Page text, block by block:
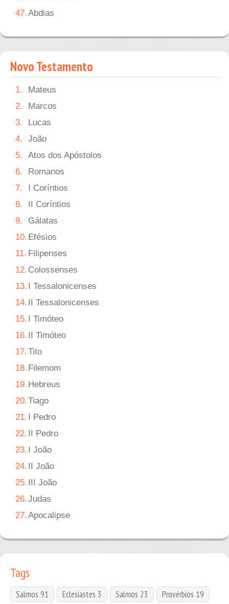
47.Abdias
Novo Testamento
1.
Mateus
2.
Marcos
3.
Lucas
4.
João
5.
Atos dos Apóstolos
6.
Romanos
7.
I Coríntios
8.
II Coríntios
9.
Gálatas
10. Efésios
11. Filipenses
12. Colossenses
13. I Tessalonicenses
14. II Tessalonicenses
15. I Timóteo
16. II Timóteo
17.Tito
18. Filemom
19. Hebreus
20.Tiago
21. I Pedro
22. II Pedro
23. I João
24. II João
25. III João
26.Judas
27.Apocalipse
Tags
Salmos 91 Eclesiastes 3 Salmos 23 Provérbios 19